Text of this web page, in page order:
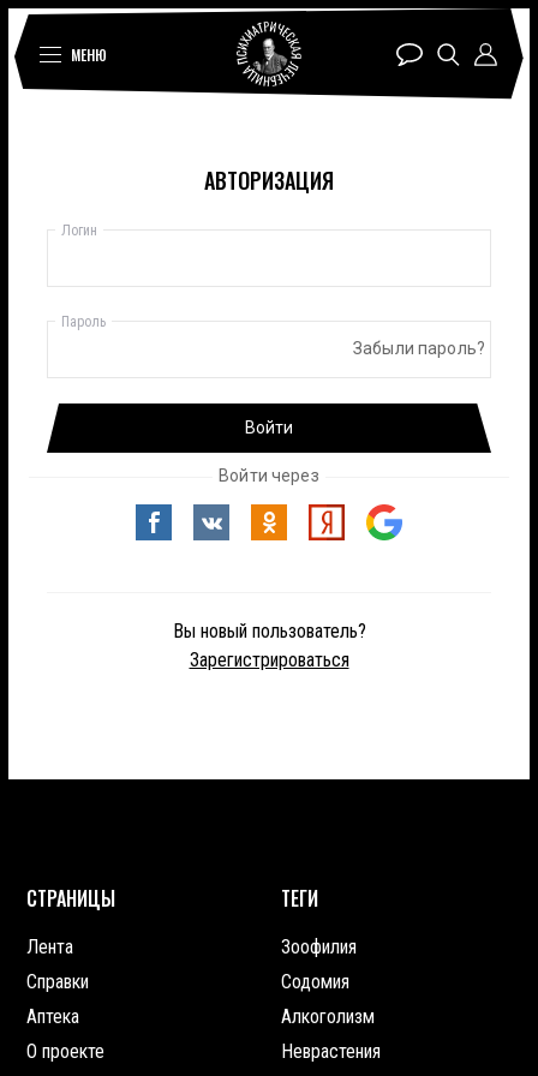
МЕНЮ
АВТОРИЗАЦИЯ
Логин
Пароль
Забыли пароль?
Войти
Войти через
Вы новый пользователь?
Зарегистрироваться
СТРАНИЦЫ
Лента
Справки
Аптека
О проекте
ТЕГИ
Зоофилия
Содомия
Алкоголизм
Неврастения